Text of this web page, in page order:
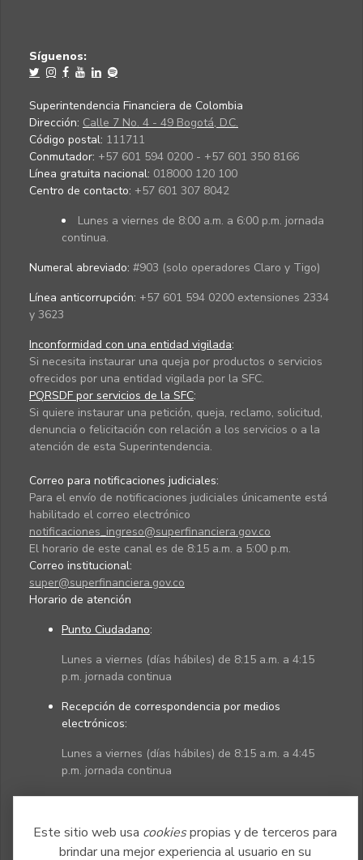
Este sitio web usa cookiespropias y de terceros para
brindar una mejor experiencia al usuario en su
Síguenos:
Superintendencia Financiera de Colombia
Dirección: Calle 7 No. 4 - 49 Bogotá, D.C.
Código postal: 111711
Conmutador: +57 601 594 0200 - +57 601 350 8166
Línea gratuita nacional: 018000 120 100
Centro de contacto: +57 601 307 8042
Lunes a viernes de 8:00 a.m. a 6:00 p.m. jornada
continua.
Numeral abreviado: #903 (solo operadores Claro y Tigo)
Línea anticorrupción: +57 601 594 0200 extensiones 2334
y 3623
Inconformidad con una entidad vigilada:
Si necesita instaurar una queja por productos o servicios
ofrecidos por una entidad vigilada por la SFC.
PQRSDF por servicios de la SFC:
Si quiere instaurar una petición, queja, reclamo, solicitud,
denuncia o felicitación con relación a los servicios o a la
atención de esta Superintendencia.
Correo para notificaciones judiciales:
Para el envío de notificaciones judiciales únicamente está
habilitado el correo electrónico
notificaciones_ingreso@superfinanciera.gov.co
El horario de este canal es de 8:15 a.m. a 5:00 p.m.
Correo institucional:
super@superfinanciera.gov.co
Horario de atención
Punto Ciudadano:
Lunes a viernes (días hábiles) de 8:15 a.m. a 4:15
p.m. jornada continua
Recepción de correspondencia por medios
electrónicos:
Lunes a viernes (días hábiles) de 8:15 a.m. a 4:45
p.m. jornada continua